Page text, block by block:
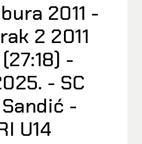
2011 -
2 2011
-
- SC
-
U14